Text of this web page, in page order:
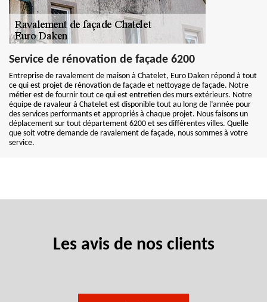
Service de rénovation de façade 6200
Entreprise de ravalement de maison à Chatelet, Euro Daken répond à tout
ce qui est projet de rénovation de façade et nettoyage de façade. Notre
métier est de fournir tout ce qui est entretien des murs extérieurs. Notre
équipe de ravaleur à Chatelet est disponible tout au long de l’année pour
des services performants et appropriés à chaque projet. Nous faisons un
déplacement sur tout département 6200 et ses différentes villes. Quelle
que soit votre demande de ravalement de façade, nous sommes à votre
service.
Les avis de nos clients